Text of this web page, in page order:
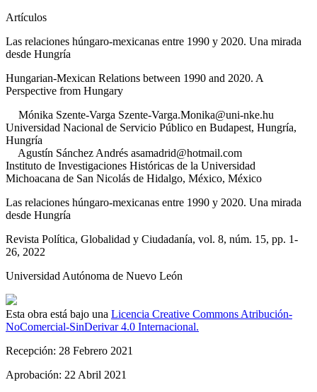
Artículos
Las relaciones húngaro-mexicanas entre 1990 y 2020. Una mirada
desde Hungría
Hungarian-Mexican Relations between 1990 and 2020. A
Perspective from Hungary
Mónika Szente-Varga Szente-Varga.Monika@uni-nke.hu
Universidad Nacional de Servicio Público en Budapest, Hungría,
Hungría
Agustín Sánchez Andrés asamadrid@hotmail.com
Instituto de Investigaciones Históricas de la Universidad
Michoacana de San Nicolás de Hidalgo, México, México
Las relaciones húngaro-mexicanas entre 1990 y 2020. Una mirada
desde Hungría
Revista Política, Globalidad y Ciudadanía, vol. 8, núm. 15, pp. 1-
26, 2022
Universidad Autónoma de Nuevo León
Esta obra está bajo una Licencia Creative Commons Atribución-
NoComercial-SinDerivar 4.0 Internacional.
Recepción: 28 Febrero 2021
Aprobación: 22 Abril 2021